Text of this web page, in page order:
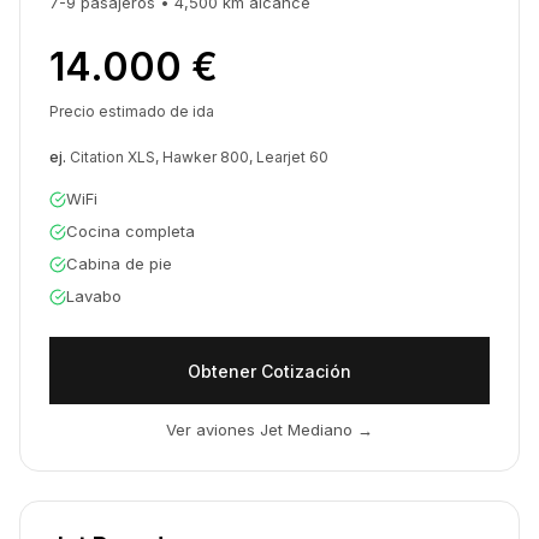
14.000 €
Precio estimado de ida
ej. Citation XLS, Hawker 800, Learjet 60
WiFi
Cocina completa
Cabina de pie
Lavabo
Obtener Cotización
Ver aviones Jet Mediano →